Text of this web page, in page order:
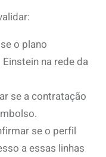
o plano
na rede da
se a contratação
se o perfil
a essas linhas